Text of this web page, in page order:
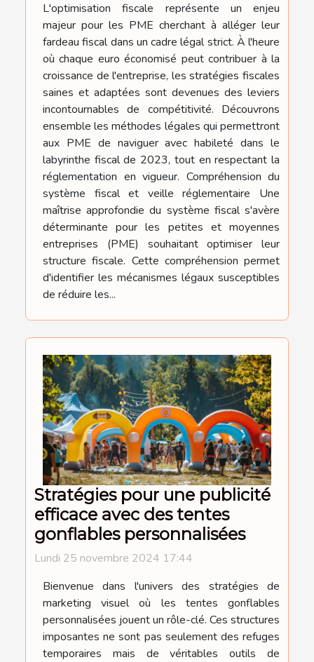
L'optimisation fiscale représente un enjeu
majeur pour les PME cherchant à alléger leur
fardeau fiscal dans un cadre légal strict. À l'heure
où chaque euro économisé peut contribuer à la
croissance de l'entreprise, les stratégies fiscales
saines et adaptées sont devenues des leviers
incontournables de compétitivité. Découvrons
ensemble les méthodes légales qui permettront
aux PME de naviguer avec habileté dans le
labyrinthe fiscal de 2023, tout en respectant la
réglementation en vigueur. Compréhension du
système fiscal et veille réglementaire Une
maîtrise approfondie du système fiscal s'avère
déterminante pour les petites et moyennes
entreprises (PME) souhaitant optimiser leur
structure fiscale. Cette compréhension permet
d'identifier les mécanismes légaux susceptibles
de réduire les...
Stratégies pour une publicité
efficace avec des tentes
gonflables personnalisées
Lundi 25 novembre 2024 17:44
Bienvenue dans l'univers des stratégies de
marketing visuel où les tentes gonflables
personnalisées jouent un rôle-clé. Ces structures
imposantes ne sont pas seulement des refuges
temporaires mais de véritables outils de